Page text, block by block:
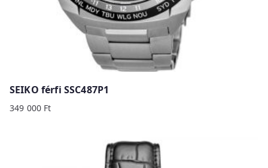
SEIKO férfi SSC487P1
349 000 Ft